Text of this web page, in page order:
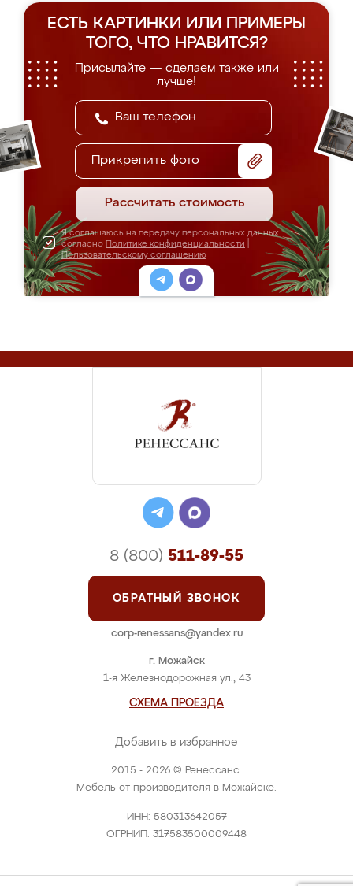
ЕСТЬ КАРТИНКИ ИЛИ ПРИМЕРЫ
ТОГО, ЧТО НРАВИТСЯ?
Присылайте — сделаем также или
лучше!
Прикрепить фото
Рассчитать стоимость
Я соглашаюсь на передачу персональных данных
согласно Политике конфиденциальности
Пользовательскому соглашению
2015 - 2026 © Ренессанс.
Мебель от производителя в Можайске.
ИНН: 580313642057
ОГРНИП: 317583500009448
г. Можайск
1-я Железнодорожная ул., 43
СХЕМА ПРОЕЗДА
Добавить в избранное
8 (800) 511-89-55
ОБРАТНЫЙ ЗВОНОК
corp-renessans@yandex.ru